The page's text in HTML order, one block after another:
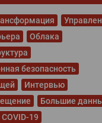
Облака
безопасность
Интервью
Большие
COVID-19